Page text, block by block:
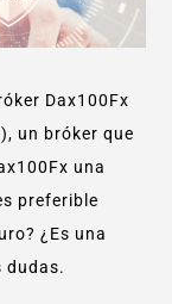
Dax100Fx
un bróker que
una
preferible
¿Es una
dudas.